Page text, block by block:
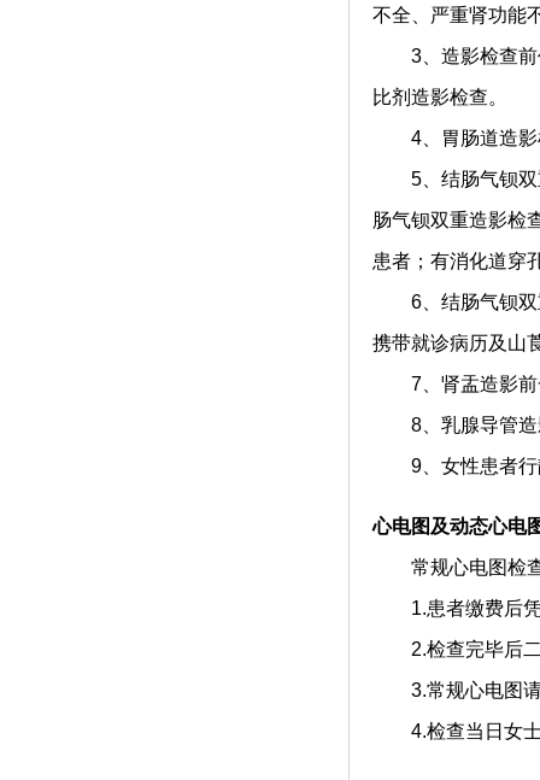
不全、严重肾功能
3、造影检查前作
比剂造影检查。
4、胃肠道造影检
5、结肠气钡双重
肠气钡双重造影检
患者；有消化道穿
6、结肠气钡双重
携带就诊病历及山
7、肾盂造影前
8、乳腺导管造
9、女性患者行
心电图及动态心电
常规心电图检
1.患者缴费后凭
2.检查完毕后二
3.常规心电图请
4.检查当日女士